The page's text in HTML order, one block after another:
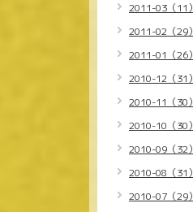
2011-03（11）
2011-02（29）
2011-01（26）
2010-12（31）
2010-11（30）
2010-10（30）
2010-09（32）
2010-08（31）
2010-07（29）